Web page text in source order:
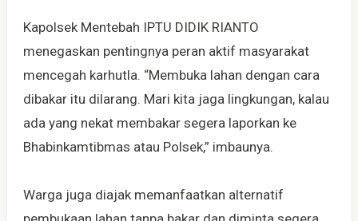
Kapolsek Mentebah IPTU DIDIK RIANTO
menegaskan pentingnya peran aktif masyarakat
mencegah karhutla. “Membuka lahan dengan cara
dibakar itu dilarang. Mari kita jaga lingkungan, kalau
ada yang nekat membakar segera laporkan ke
Bhabinkamtibmas atau Polsek,” imbaunya.
Warga juga diajak memanfaatkan alternatif